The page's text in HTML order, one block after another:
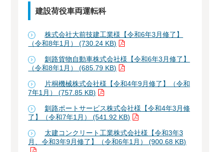
建設荷役車両運転科
株式会社大前技建工業様【令和6年3月修了】
（令和8年1月） (730.24 KB)
釧路貨物自動車株式会社様【令和6年3月修了】
（令和8年1月） (685.79 KB)
片桐機械株式会社様【令和4年9月修了】（令和
7年1月） (757.85 KB)
釧路ポートサービス株式会社様【令和4年3月修
了】（令和7年1月） (541.92 KB)
太建コンクリート工業株式会社様【令和3年3
月、令和3年9月修了】（令和6年1月） (900.68 KB)